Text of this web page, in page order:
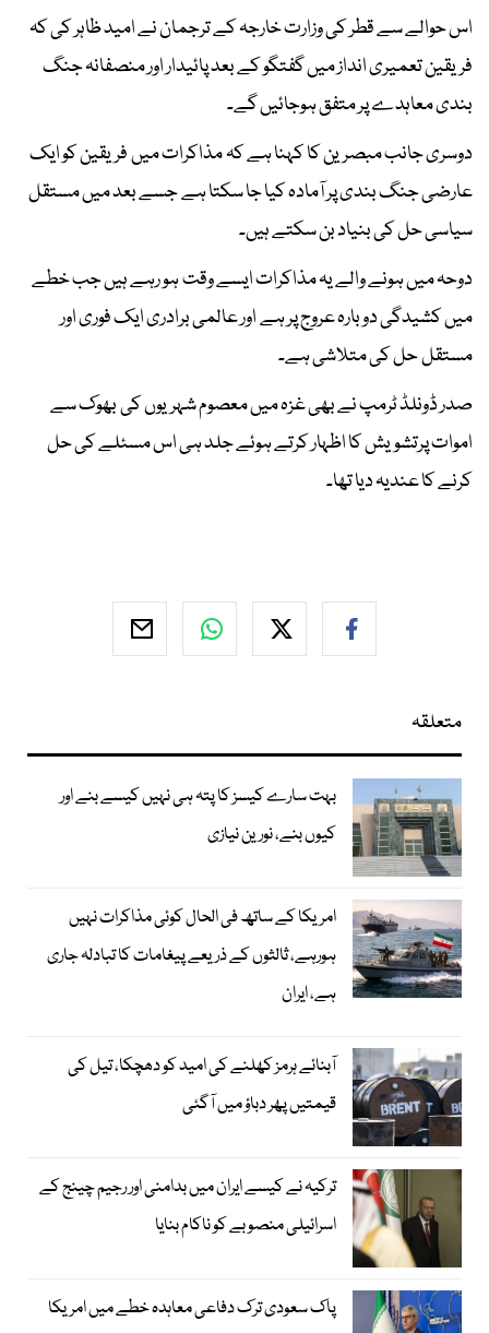
اس حوالے سے قطر کی وزارت خارجہ کے ترجمان نے امید ظاہر کی کہ
فریقین تعمیری انداز میں گفتگو کے بعد پائیدار اور منصفانہ جنگ
بندی معاہدے پر متفق ہوجائیں گے۔
دوسری جانب مبصرین کا کہنا ہے کہ مذاکرات میں فریقین کو ایک
عارضی جنگ بندی پر آمادہ کیا جا سکتا ہے جسے بعد میں مستقل
سیاسی حل کی بنیاد بن سکتے ہیں۔
دوحہ میں ہونے والے یہ مذاکرات ایسے وقت ہو رہے ہیں جب خطے
میں کشیدگی دوبارہ عروج پر ہے اور عالمی برادری ایک فوری اور
مستقل حل کی متلاشی ہے۔
صدر ڈونلڈ ٹرمپ نے بھی غزہ میں معصوم شہریوں کی بھوک سے
اموات پرتشویش کا اظہار کرتے ہوئے جلد ہی اس مسئلے کی حل
کرنے کا عندیہ دیا تھا۔
متعلقہ
بہت سارے کیسز کا پتہ ہی نہیں کیسے بنے اور
کیوں بنے، نورین نیازی
امریکا کے ساتھ فی الحال کوئی مذاکرات نہیں
ہورہے، ثالثوں کے ذریعے پیغامات کا تبادلہ جاری
ہے، ایران
آبنائے ہرمز کھلنے کی امید کو دھچکا، تیل کی
قیمتیں پھر دباؤ میں آگئی
ترکیہ نے کیسے ایران میں بدامنی اور رجیم چینج کے
اسرائیلی منصوبے کو ناکام بنایا
پاک سعودی ترک دفاعی معاہدہ خطے میں امریکا